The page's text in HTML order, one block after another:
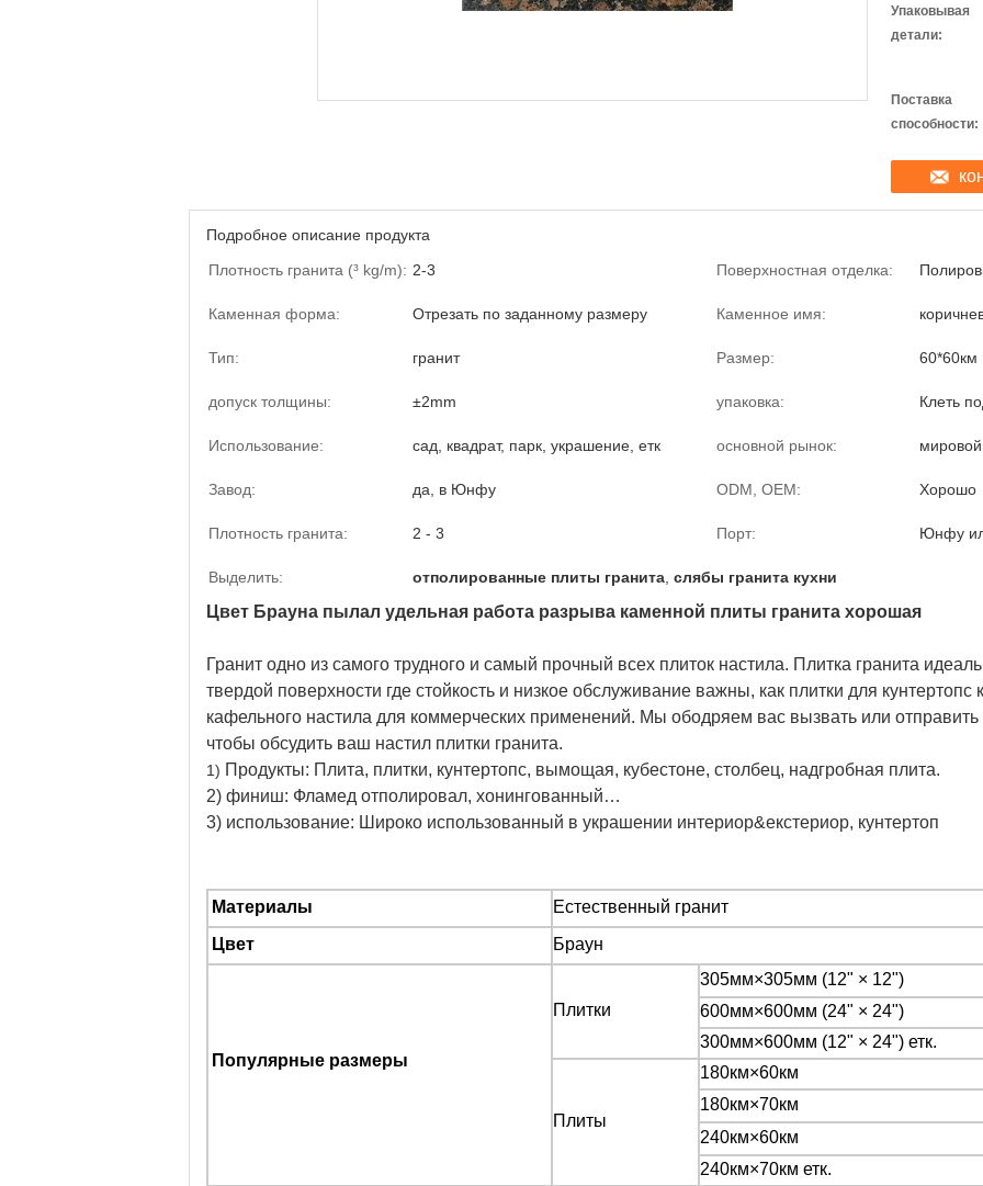
Упаковывая
детали:
Поставка
способности:
Подробное описание продукта
Плотность гранита (³ kg/m): 2-3 Поверхностная отделка:
Каменная форма: Отрезать по заданному размеру Каменное имя:
Тип: гранит Размер: 60*60км
допуск толщины: ±2mm упаковка: Клеть
Использование: сад, квадрат, парк, украшение, етк основной рынок:
Завод: да, в Юнфу ODM, OEM: Хорошо
Плотность гранита: 2 - 3 Порт: Юнфу
Выделить: отполированные плиты гранита слябы гранита кухни
Цвет Брауна пылал удельная работа разрыва каменной плиты гранита хорошая
Гранит одно из самого трудного и самый прочный всех плиток настила. Плитка гранита
твердой поверхности где стойкость и низкое обслуживание важны, как плитки для
кафельного настила для коммерческих применений. Мы ободряем вас вызвать или отправить
чтобы обсудить ваш настил плитки гранита.
1) Продукты: Плита, плитки, кунтертопс, вымощая, кубестоне, столбец, надгробная плита.
2) финиш: Фламед отполировал, хонингованный…
3) использование: Широко использованный в украшении интериор&екстериор, кунтертоп
Материалы
Естественный гранит
Цвет
Браун
Популярные размеры
Плитки
305мм×305мм (12" × 12")
600мм×600мм (24" × 24")
300мм×600мм (12" × 24") етк.
Плиты
180км×60км
180км×70км
240км×60км
240км×70км етк.